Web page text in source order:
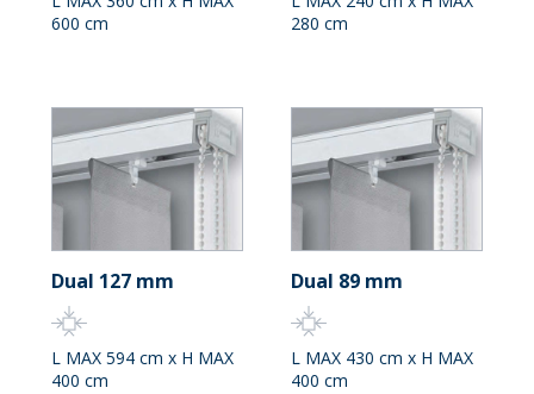
600 cm
280 cm
Dual 127 mm
L MAX 594 cm x H MAX
400 cm
Dual 89 mm
L MAX 430 cm x H MAX
400 cm